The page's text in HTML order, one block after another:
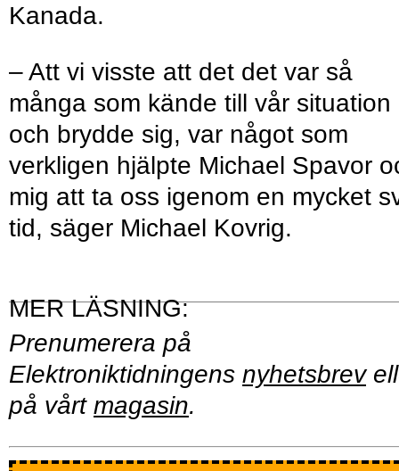
Kanada.
– Att vi visste att det det var så
många som kände till vår situation
och brydde sig, var något som
verkligen hjälpte Michael Spavor
mig att ta oss igenom en mycket
tid, säger Michael Kovrig.
Prenumerera på
Elektroniktidningens nyhetsbrev
på vårt magasin.